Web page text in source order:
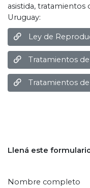
asistida,
Uruguay:
Ley de
Tratamientos
Tratamientos
Llená este
Nombre completo